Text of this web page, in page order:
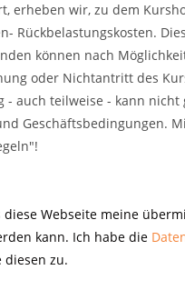
erheben wir, zu dem
Rückbelastungskosten.
können nach
oder Nichtantritt des
- auch teilweise - kann
Geschäftsbedingungen.
diese Webseite meine
kann. Ich habe die
zu.